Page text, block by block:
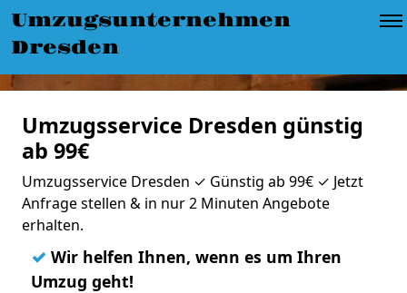
Umzugsunternehmen
Dresden
Umzugsservice Dresden günstig
ab 99€
Umzugsservice Dresden ✓ Günstig ab 99€ ✓ Jetzt
Anfrage stellen & in nur 2 Minuten Angebote
erhalten.
✓ Wir helfen Ihnen, wenn es um Ihren
Umzug geht!